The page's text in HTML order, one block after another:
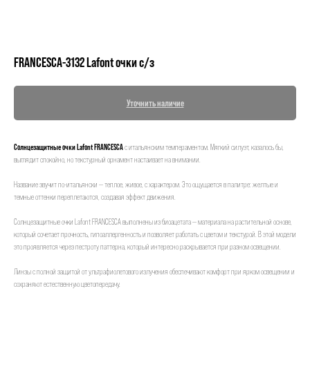
FRANCESCA-3132 Lafont очки с/з
Уточнить наличие
Солнцезащитные очки Lafont FRANCESCAс итальянским темпераментом. Мягкий силуэт, казалось бы,
выглядит спокойно, но текстурный орнамент настаивает на внимании.
Название звучит по-итальянски — теплое, живое, с характером. Это ощущается в палитре: желтые и
темные оттенки переплетаются, создавая эффект движения.
Солнцезащитные очки Lafont FRANCESCA выполнены из биоацетата — материала на растительной основе,
который сочетает прочность, гипоаллергенность и позволяет работать с цветом и текстурой. В этой модели
это проявляется через пестроту паттерна, который интересно раскрывается при разном освещении.
Линзы с полной защитой от ультрафиолетового излучения обеспечивают комфорт при ярком освещении и
сохраняют естественную цветопередачу.